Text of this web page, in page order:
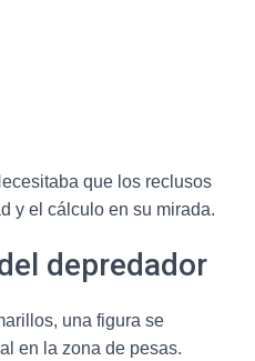
que los reclusos
y el cálculo en su mirada.
depredador
una figura se
en la zona de pesas.